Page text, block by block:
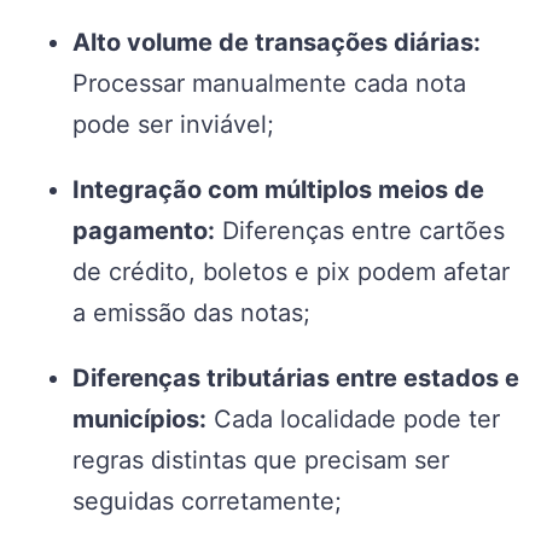
Alto volume de transações diárias:
Processar manualmente cada nota
pode ser inviável;
Integração com múltiplos meios de
pagamento: Diferenças entre cartões
de crédito, boletos e pix podem afetar
a emissão das notas;
Diferenças tributárias entre estados e
municípios: Cada localidade pode ter
regras distintas que precisam ser
seguidas corretamente;